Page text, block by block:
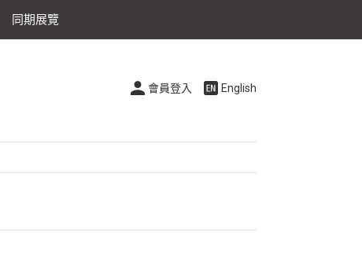
同期展覽
會員登入 English